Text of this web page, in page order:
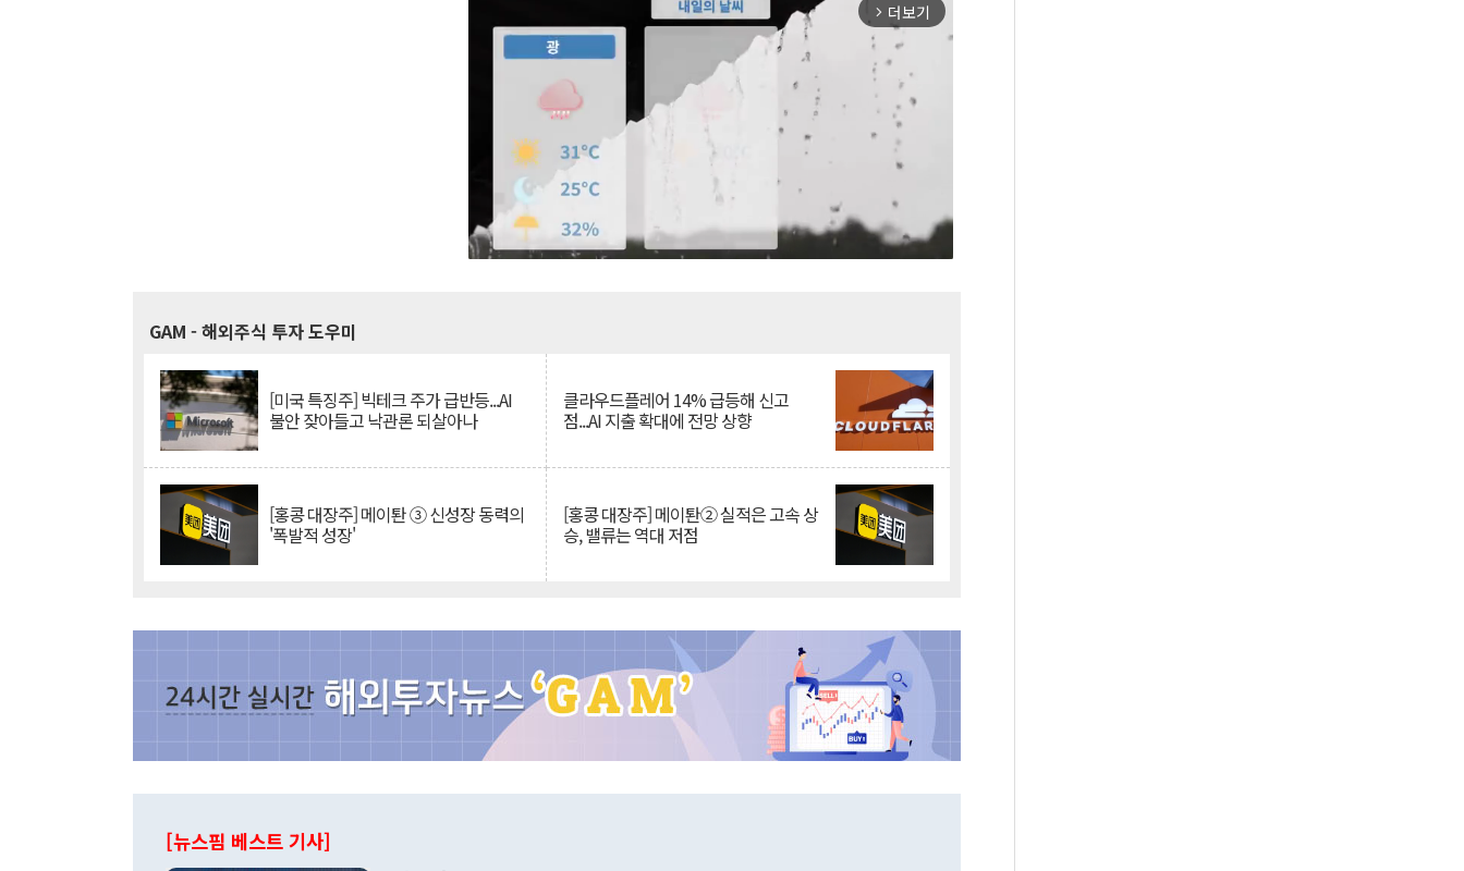
arrow_forward_ios 더보기
GAM - 해외주식 투자 도우미
[미국 특징주] 빅테크 주가 급반등...AI
불안 잦아들고 낙관론 되살아나
클라우드플레어 14% 급등해 신고
점...AI 지출 확대에 전망 상향
[홍콩 대장주] 메이퇀 ③ 신성장 동력의
'폭발적 성장'
[홍콩 대장주] 메이퇀② 실적은 고속 상
승, 밸류는 역대 저점
[뉴스핌 베스트 기사]